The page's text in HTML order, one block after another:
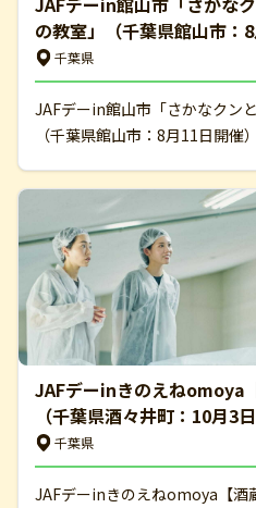
の教室」（千葉県館山市：8
千葉県
JAFデーin館山市「さかなクン
（千葉県館山市：8月11日開催）
JAFデーinきのえねomoya
（千葉県酒々井町：10月3日
千葉県
JAFデーinきのえねomoya【酒